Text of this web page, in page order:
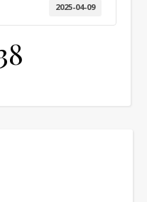
2025-04-09